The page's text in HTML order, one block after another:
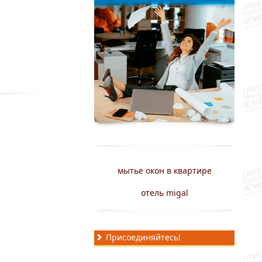
мытье окон в квартире
отель migal
Присоединяйтесь!